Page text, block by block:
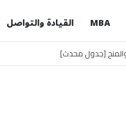
MBA القيادة والتواصل